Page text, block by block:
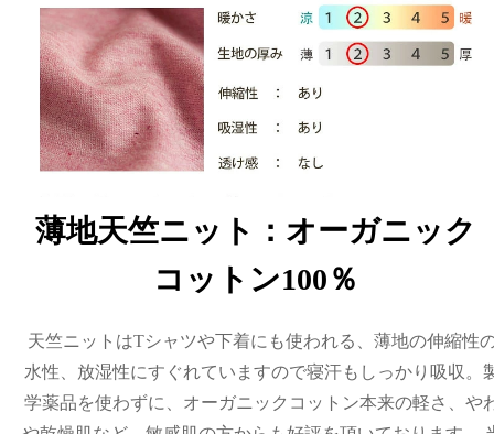
薄地天竺ニット：オーガニック
コットン100％
天竺ニットはTシャツや下着にも使われる、薄地の伸縮性
水性、放湿性にすぐれていますので寝汗もしっかり吸収
学薬品を使わずに、オーガニックコットン本来の軽さ、